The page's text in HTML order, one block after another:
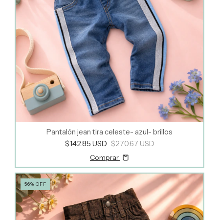
Pantalón jean tira celeste- azul- brillos
$142.85 USD $270.67 USD
Comprar
56% OFF